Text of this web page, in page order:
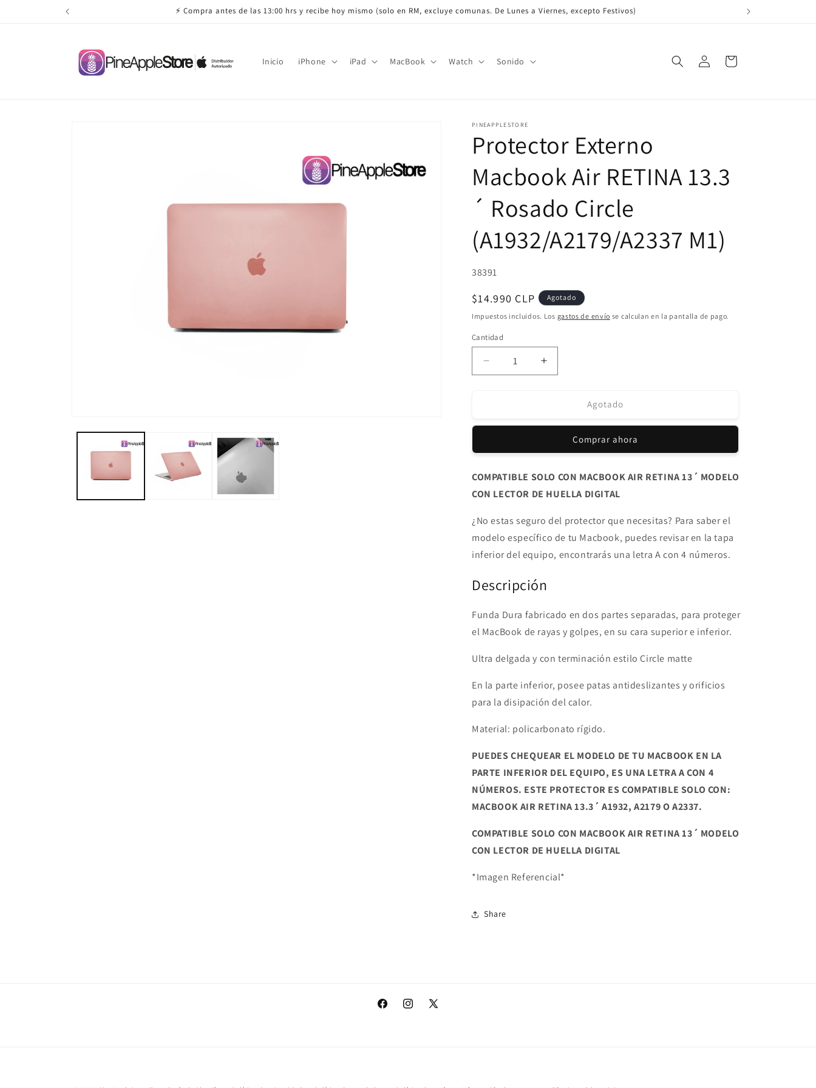
⚡ Compra antes de las 13:00 hrs y recibe hoy mismo (solo en RM, excluye comunas. De Lunes a Viernes, excepto Festivos)
Inicio iPhone iPad MacBook Watch Sonido
Iniciar
sesión
Carrito
PINEAPPLESTORE
Protector Externo
Macbook Air RETINA 13.3
´ Rosado Circle
(A1932/A2179/A2337 M1)
SKU:
38391
Precio
habitual
$14.990 CLP Agotado
Impuestos incluidos. Los gastos de envío se calculan en la pantalla de pago.
Cantidad
Reducir
cantidad
Macbook
RETINA
´
Rosado
(A1932/A2179/A2337
M1)
Aumentar
cantidad
Macbook
RETINA
´
Rosado
(A1932/A2179/A2337
M1)
Agotado
Comprar ahora
COMPATIBLE SOLO CON MACBOOK AIR RETINA 13´ MODELO
CON LECTOR DE HUELLA DIGITAL
¿No estas seguro del protector que necesitas? Para saber el
modelo específico de tu Macbook, puedes revisar en la tapa
inferior del equipo, encontrarás una letra A con 4 números.
Descripción
Funda Dura fabricado en dos partes separadas, para proteger
el MacBook de rayas y golpes, en su cara superior e inferior.
Ultra delgada y con terminación estilo Circle matte
En la parte inferior, posee patas antideslizantes y orificios
para la disipación del calor.
Material: policarbonato rígido.
PUEDES CHEQUEAR EL MODELO DE TU MACBOOK EN LA
PARTE INFERIOR DEL EQUIPO, ES UNA LETRA A CON 4
NÚMEROS. ESTE PROTECTOR ES COMPATIBLE SOLO CON:
MACBOOK AIR RETINA 13.3´ A1932, A2179 O A2337.
COMPATIBLE SOLO CON MACBOOK AIR RETINA 13´ MODELO
CON LECTOR DE HUELLA DIGITAL
*Imagen Referencial*
Share
FacebookInstagram
X